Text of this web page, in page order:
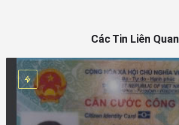
Các Tin Liên Quan